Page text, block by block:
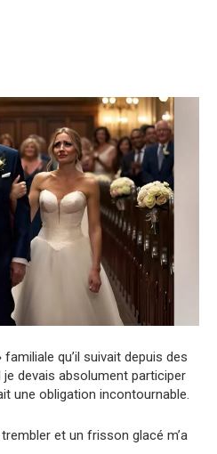
familiale qu’il suivait depuis des
devais absolument participer
une obligation incontournable.
et un frisson glacé m’a